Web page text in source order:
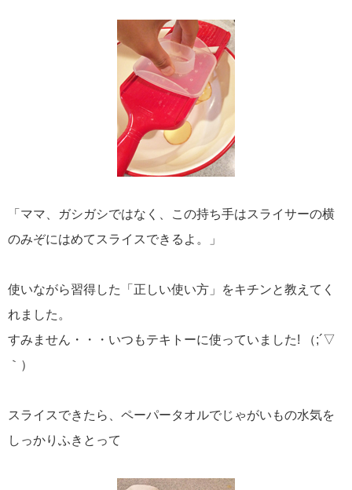
「ママ、ガシガシではなく、この持ち手はスライサーの横
のみぞにはめてスライスできるよ。」
使いながら習得した「正しい使い方」をキチンと教えてく
れました。
すみません・・・いつもテキトーに使っていました! （;´▽
｀）
スライスできたら、ペーパータオルでじゃがいもの水気を
しっかりふきとって